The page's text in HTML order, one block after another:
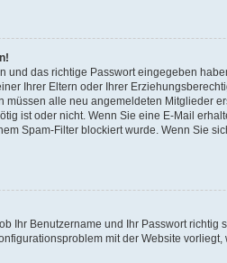
und das richtige Passwort eingegeben
Ihrer Eltern oder Ihrer
alle neu angemeldeten Mitglieder
ist oder nicht. Wenn Sie eine E-Mail
Spam-Filter blockiert wurde. Wenn Sie
Ihr Benutzername und Ihr Passwort
mit der Website vorliegt,